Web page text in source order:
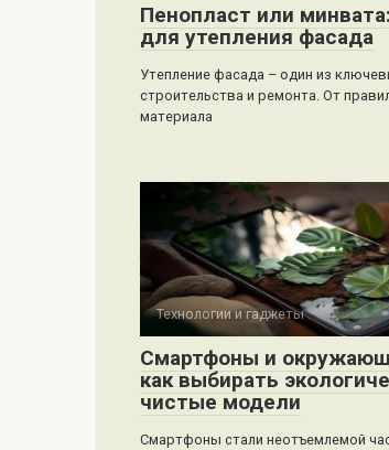
Пенопласт или
для утепления фасада
Утепление фасада – один из
строительства и ремонта. От
материала
Технологии и гаджеты
Смартфоны и
как выбирать
чистые модели
Смартфоны стали неотъемлемой